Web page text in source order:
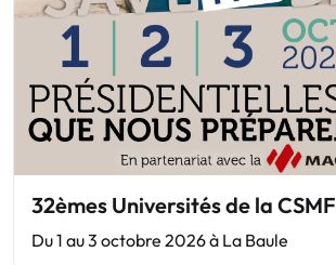
32èmes Universités de la CSMF
Du 1 au 3 octobre 2026 à La Baule